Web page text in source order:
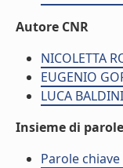
Autore CNR
NICOLETTA
EUGENIO
LUCA BALDINI
Insieme di
Parole